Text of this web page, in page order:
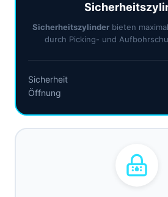
Sicherheitszylinderbieten
durch Picking- und
Sicherheit
Öffnung